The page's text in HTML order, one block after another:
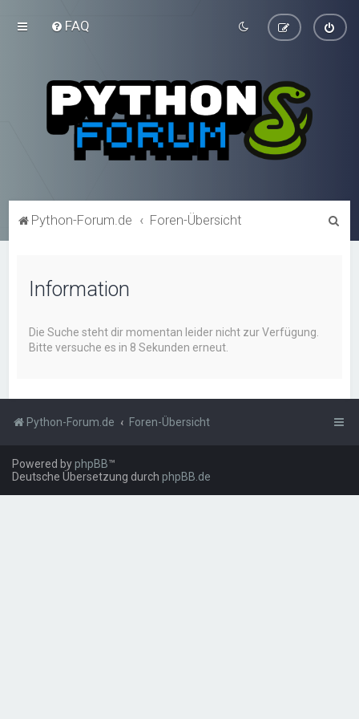
FAQ
Python-Forum.de Foren-Übersicht
Information
Die Suche steht dir momentan leider nicht zur Verfügung.
Bitte versuche es in 8 Sekunden erneut.
Python-Forum.de Foren-Übersicht
Powered byphpBB™
Deutsche Übersetzung durch phpBB.de